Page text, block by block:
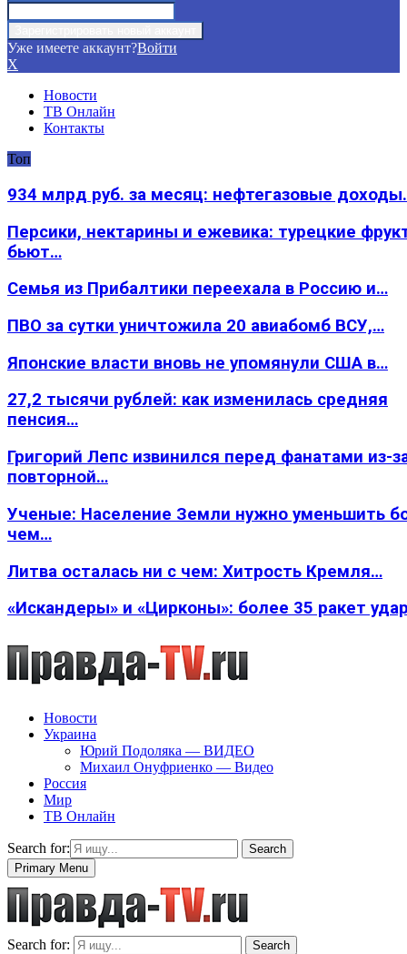
Уже имеете аккаунт?Войти
X
Новости
ТВ Онлайн
Контакты
Топ
934 млрд руб. за месяц: нефтегазовые
Персики, нектарины и ежевика: турецкие
бьют…
Семья из Прибалтики переехала в Россию и…
ПВО за сутки уничтожила 20 авиабомб ВСУ,…
Японские власти вновь не упомянули США в…
27,2 тысячи рублей: как изменилась средняя
пенсия…
Григорий Лепс извинился перед фанатами из-
повторной…
Ученые: Население Земли нужно уменьшить
чем…
Литва осталась ни с чем: Хитрость Кремля…
«Искандеры» и «Цирконы»: более 35 ракет
Новости
Украина
Юрий Подоляка — ВИДЕО
Михаил Онуфриенко — Видео
Россия
Мир
ТВ Онлайн
Search for:
Search
Primary Menu
Search for: Search